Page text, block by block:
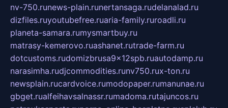
nv-750.runews-plain.runertansaga.rudelanalad.ru
dizfiles.ruyoutubefree.ruaria-family.ruroadli.ru
planeta-samara.rumysmartbuy.ru
matrasy-kemerovo.ruashanet.rutrade-farm.ru
dotcustoms.rudomizbrusa9x12spb.ruautodamp.ru
narasimha.rudjcommodities.runv750.rux-ton.ru
newsplain.rucardvoice.rumodopaper.rumanunae.ru
gbget.rualfeihavsalnassr.rumadoma.rutajuncos.ru